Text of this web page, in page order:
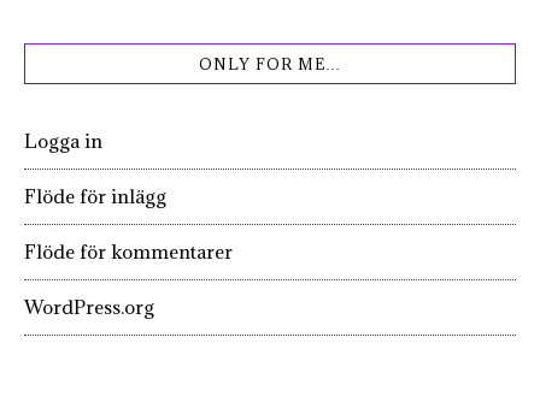
ONLY FOR ME…
Logga in
Flöde för inlägg
Flöde för kommentarer
WordPress.org